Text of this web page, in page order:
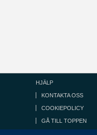
HJÄLP
KONTAKTA OSS
COOKIEPOLICY
GÅ TILL TOPPEN